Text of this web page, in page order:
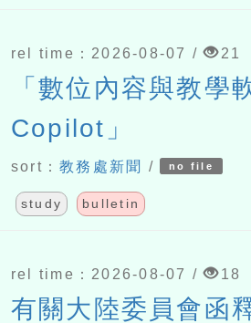
rel time：2026-08-07 / 21
「數位內容與教學
Copilot」
sort：教務處新聞 / no file
study bulletin
rel time：2026-08-07 / 18
有關大陸委員會函